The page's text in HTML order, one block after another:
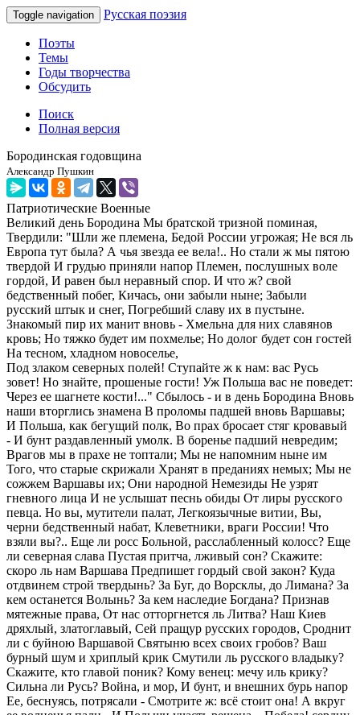
Toggle navigation Русская поэзия
Поэты
Темы
Годы творчества
Обсудить
Поиск
Полная версия
Бородинская годовщина
Александр Пушкин
Патриотические Военные
Великий день Бородина Мы братской тризной поминая,
Твердили: "Шли же племена, Бедой России угрожая; Не вся ль
Европа тут была? А чья звезда ее вела!.. Но стали ж мы пятою
твердой И грудью приняли напор Племен, послушных воле
гордой, И равен был неравный спор. И что ж? свой
бедственный побег, Кичась, они забыли ныне; Забыли
русский штык и снег, Погребший славу их в пустыне.
Знакомый пир их манит вновь - Хмельна для них славянов
кровь; Но тяжко будет им похмелье; Но долог будет сон гостей
На тесном, хладном новоселье,
Под злаком северных полей! Ступайте ж к нам: вас Русь
зовет! Но знайте, прошеные гости! Уж Польша вас не поведет:
Через ее шагнете кости!..." Сбылось - и в день Бородина Вновь
наши вторглись знамена В проломы падшей вновь Варшавы;
И Польша, как бегущий полк, Во прах бросает стяг кровавый
- И бунт раздавленный умолк. В боренье падший невредим;
Врагов мы в прахе не топтали; Мы не напомним ныне им
Того, что старые скрижали Хранят в преданиях немых; Мы не
сожжем Варшавы их; Они народной Немезиды Не узрят
гневного лица И не услышат песнь обиды От лиры русского
певца. Но вы, мутители палат, Легкоязычные витии, Вы,
черни бедственный набат, Клеветники, враги России! Что
взяли вы?.. Еще ли росс Больной, расслабленный колосс? Еще
ли северная слава Пустая притча, лживый сон? Скажите:
скоро ль нам Варшава Предпишет гордый свой закон? Куда
отдвинем строй твердынь? За Буг, до Ворсклы, до Лимана? За
кем останется Волынь? За кем наследие Богдана? Признав
мятежные права, От нас отторгнется ль Литва? Наш Киев
дряхлый, златоглавый, Сей пращур русских городов, Сроднит
ли с буйною Варшавой Святыню всех своих гробов? Ваш
бурный шум и хриплый крик Смутили ль русского владыку?
Скажите, кто главой поник? Кому венец: мечу иль крику?
Сильна ли Русь? Война, и мор, И бунт, и внешних бурь напор
Ее, беснуясь, потрясали - Смотрите ж: всё стоит она! А вкруг